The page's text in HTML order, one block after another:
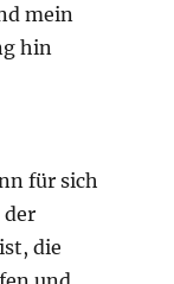
mein
hin
für sich
der
die